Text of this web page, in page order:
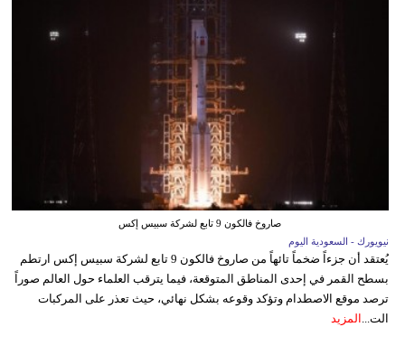
صاروخ فالكون 9 تابع لشركة سبيس إكس
نيويورك - السعودية اليوم
يُعتقد أن جزءاً ضخماً تائهاً من صاروخ فالكون 9 تابع لشركة سبيس إكس ارتطم
بسطح القمر في إحدى المناطق المتوقعة، فيما يترقب العلماء حول العالم صوراً
ترصد موقع الاصطدام وتؤكد وقوعه بشكل نهائي، حيث تعذر على المركبات
الت...
المزيد